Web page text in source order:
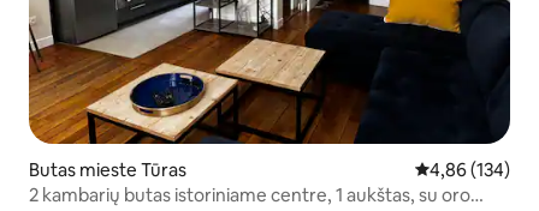
Butas mieste Tūras Vidutinis
4,86 (134)
2 kambarių butas istoriniame centre, 1 aukštas, su oro